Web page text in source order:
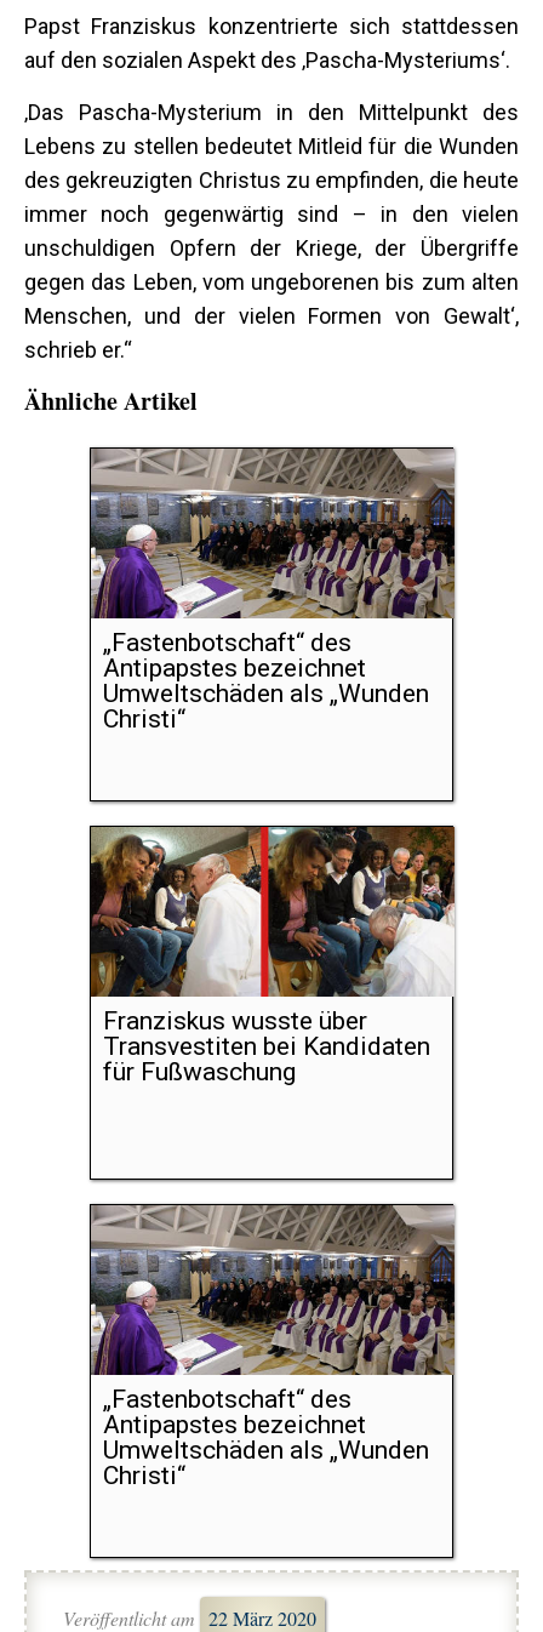
Papst Franziskus konzentrierte sich stattdessen
auf den sozialen Aspekt des ‚Pascha-Mysteriums‘.
‚Das Pascha-Mysterium in den Mittelpunkt des
Lebens zu stellen bedeutet Mitleid für die Wunden
des gekreuzigten Christus zu empfinden, die heute
immer noch gegenwärtig sind – in den vielen
unschuldigen Opfern der Kriege, der Übergriffe
gegen das Leben, vom ungeborenen bis zum alten
Menschen, und der vielen Formen von Gewalt‘,
schrieb er.“
Ähnliche Artikel
„Fastenbotschaft“ des
Antipapstes bezeichnet
Umweltschäden als „Wunden
Christi“
Franziskus wusste über
Transvestiten bei Kandidaten
für Fußwaschung
„Fastenbotschaft“ des
Antipapstes bezeichnet
Umweltschäden als „Wunden
Christi“
Veröffentlicht am 22 März 2020